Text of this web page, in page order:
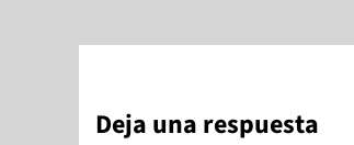
Deja una respuesta